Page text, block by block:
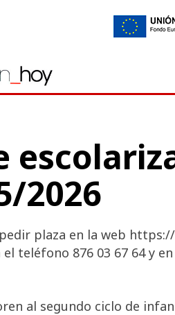
2026
plaza en la web
teléfono 876 03 67 64 y
al segundo ciclo de